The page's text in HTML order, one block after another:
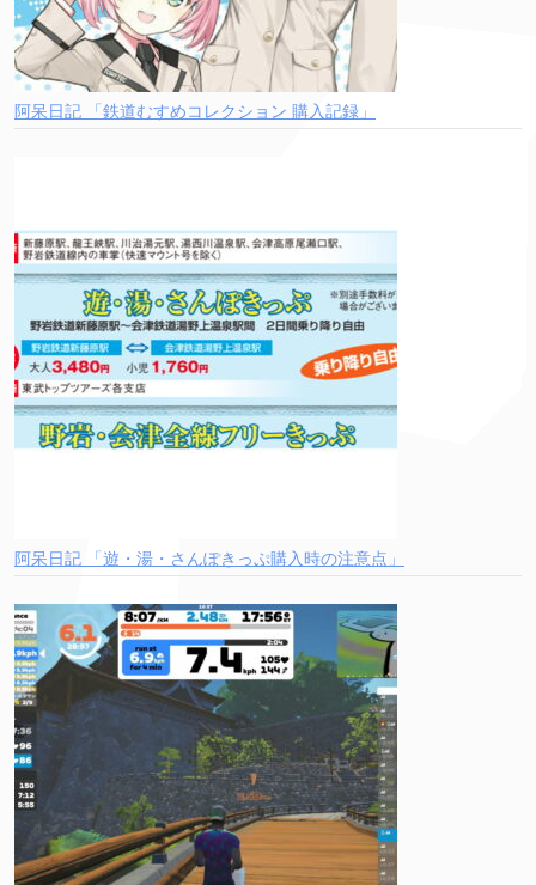
阿呆日記 「鉄道むすめコレクション 購入記録」
阿呆日記 「遊・湯・さんぽきっぷ購入時の注意点」